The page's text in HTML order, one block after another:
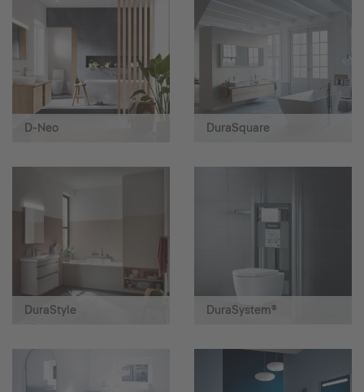
D-Neo DuraSquare
DuraStyle DuraSystem®